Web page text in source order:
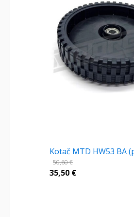
Kotač MTD HW53 BA
50,60€
35,50 €